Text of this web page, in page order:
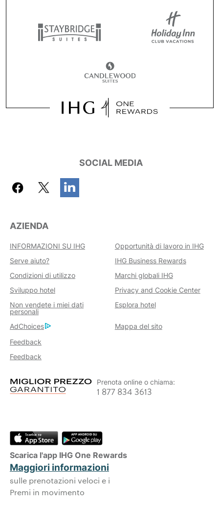
SOCIAL MEDIA
AZIENDA
INFORMAZIONI SU IHG
Opportunità di lavoro in IHG
Serve aiuto?
IHG Business Rewards
Condizioni di utilizzo
Marchi globali IHG
Sviluppo hotel
Privacy and Cookie Center
Non vendete i miei dati
personali
Esplora hotel
AdChoices
Mappa del sito
Feedback
Feedback
Prenota online o chiama:
1 877 834 3613
Scarica l'app IHG One Rewards
Maggiori informazioni
sulle prenotazioni veloci e i
Premi in movimento